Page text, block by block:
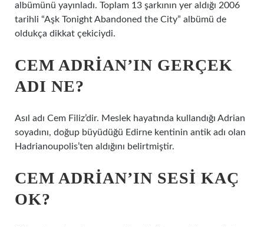
albümünü yayınladı. Toplam 13 şarkının yer aldığı 2006
tarihli “Aşk Tonight Abandoned the City” albümü de
oldukça dikkat çekiciydi.
CEM ADRIAN’IN GERÇEK
ADI NE?
Asıl adı Cem Filiz’dir. Meslek hayatında kullandığı Adrian
soyadını, doğup büyüdüğü Edirne kentinin antik adı olan
Hadrianoupolis’ten aldığını belirtmiştir.
CEM ADRIAN’IN SESI KAÇ
OK?